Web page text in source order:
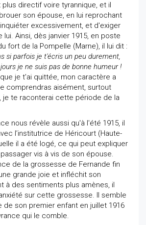
directif voire tyrannique, et il
son épouse, en lui reprochant
excessivement, et d'exiger
Ainsi, dès janvier 1915, en poste
fort de la Pompelle (Marne), il lui dit :
si parfois je t'écris un peu durement,
je ne suis pas de bonne humeur !
je t'ai quittée, mon caractère a
comprendras aisément, surtout
je te raconterai cette période de la
nous révèle aussi qu'à l'été 1915, il
l’institutrice de Héricourt (Haute-
il a été logé, ce qui peut expliquer
vis à vis de son épouse.
de la grossesse de Fernande fin
grande joie et infléchit son
à des sentiments plus amènes, il
sur cette grossesse. Il semble
de son premier enfant en juillet 1916
qui le comble.